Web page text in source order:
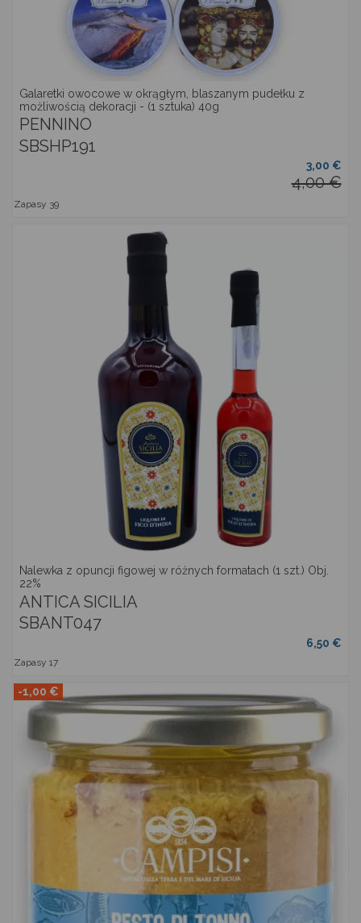
Galaretki owocowe w okrągłym, blaszanym pudełku z
możliwością dekoracji - (1 sztuka) 40g
PENNINO
SBSHP191
3,00 €
4,00 €
Zapasy 39
Nalewka z opuncji figowej w różnych formatach (1 szt.) Obj.
22%
ANTICA SICILIA
SBANT047
6,50 €
Zapasy 17
-1,00 €